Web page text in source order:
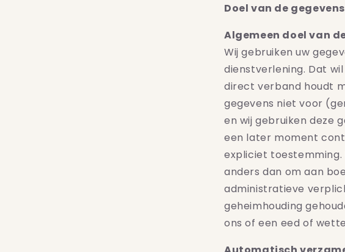
Doel van de
Algemeen doel van
Wij gebruiken uw
dienstverlening. Dat
direct verband houdt
gegevens niet voor
en wij gebruiken deze
een later moment
expliciet toestemming.
anders dan om aan
administratieve
geheimhouding
ons of een eed of